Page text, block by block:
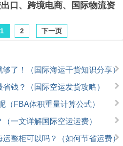
口、跨境电商、国际物流资
1 2 下一页
了！（国际海运干货知识分享）
钱？（国际空运发货攻略）
（FBA体积重量计算公式）
一文详解国际空运运费）
整柜可以吗？（如何节省运费）